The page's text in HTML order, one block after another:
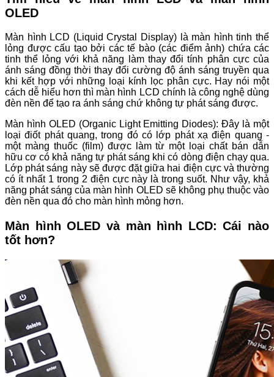
OLED
Màn hình LCD (Liquid Crystal Display) là màn hình tinh thể
lỏng được cấu tạo bởi các tế bào (các điểm ảnh) chứa các
tinh thể lỏng với khả năng làm thay đổi tính phân cực của
ánh sáng đồng thời thay đổi cường độ ánh sáng truyền qua
khi kết hợp với những loại kính lọc phân cực. Hay nói một
cách dễ hiểu hơn thì màn hình LCD chính là công nghệ dùng
đèn nền để tạo ra ánh sáng chứ không tự phát sáng được.
Màn hình OLED (Organic Light Emitting Diodes): Đây là một
loại điốt phát quang, trong đó có lớp phát xạ điện quang -
một màng thuốc (film) được làm từ một loại chất bán dẫn
hữu cơ có khả năng tự phát sáng khi có dòng điện chạy qua.
Lớp phát sáng này sẽ được đặt giữa hai điện cực và thường
có ít nhất 1 trong 2 điện cực này là trong suốt. Như vậy, khả
năng phát sáng của màn hình OLED sẽ không phụ thuộc vào
đèn nền qua đó cho màn hình mỏng hơn.
Màn hình OLED và màn hình LCD: Cái nào
tốt hơn?